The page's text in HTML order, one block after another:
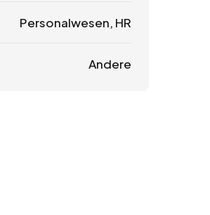
Personalwesen, HR
Andere